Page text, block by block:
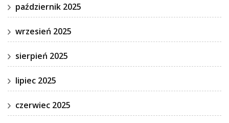
październik 2025
wrzesień 2025
sierpień 2025
lipiec 2025
czerwiec 2025